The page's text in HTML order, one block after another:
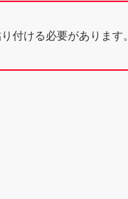
付ける必要があります。